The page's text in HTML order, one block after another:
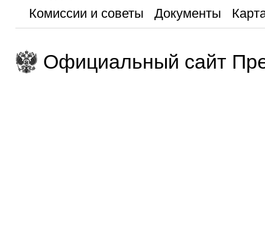
Комиссии и советы
Документы
Официальный сайт